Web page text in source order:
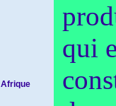
Afrique
qui